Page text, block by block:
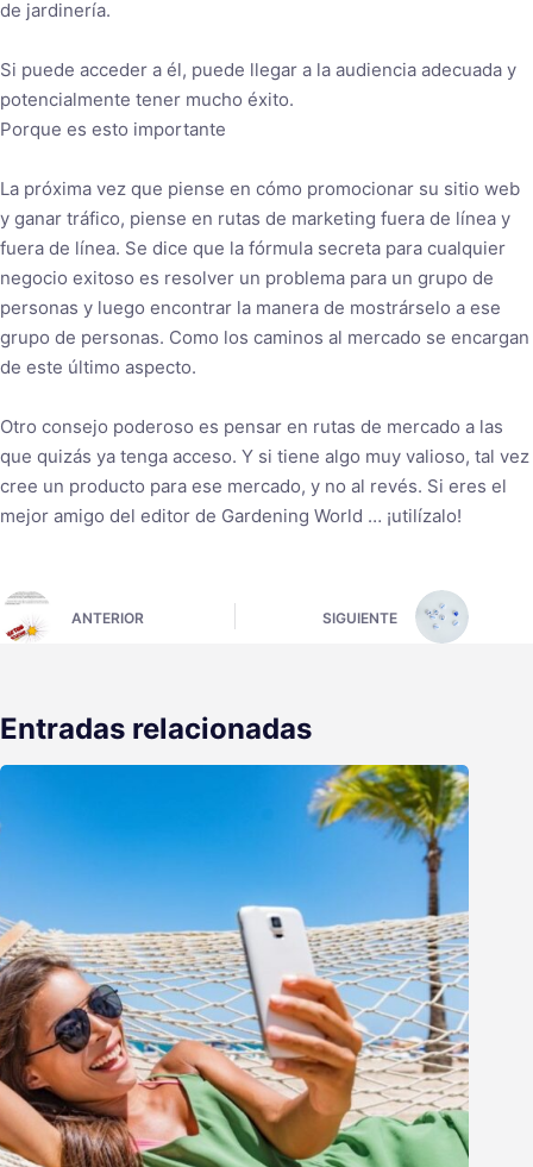
de jardinería.
Si puede acceder a él, puede llegar a la audiencia adecuada y
potencialmente tener mucho éxito.
Porque es esto importante
La próxima vez que piense en cómo promocionar su sitio web
y ganar tráfico, piense en rutas de marketing fuera de línea y
fuera de línea. Se dice que la fórmula secreta para cualquier
negocio exitoso es resolver un problema para un grupo de
personas y luego encontrar la manera de mostrárselo a ese
grupo de personas. Como los caminos al mercado se encargan
de este último aspecto.
Otro consejo poderoso es pensar en rutas de mercado a las
que quizás ya tenga acceso. Y si tiene algo muy valioso, tal vez
cree un producto para ese mercado, y no al revés. Si eres el
mejor amigo del editor de Gardening World … ¡utilízalo!
ANTERIOR SIGUIENTE
Entradas relacionadas